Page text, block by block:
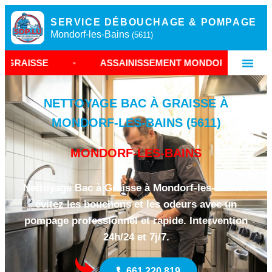
SERVICE DÉBOUCHAGE & POMPAGE
Mondorf-les-Bains (5611)
ASSAINISSEMENT MONDORF-LES-BAINS •
NETTOYAGE BAC À GRAISSE À
MONDORF-LES-BAINS (5611)
MONDORF-LES-BAINS
Nettoyage Bac à Graisse à Mondorf-les-Bains :
évitez les bouchons et les odeurs avec un
pompage professionnel et rapide. Intervention
24h/24 et 7j/7.